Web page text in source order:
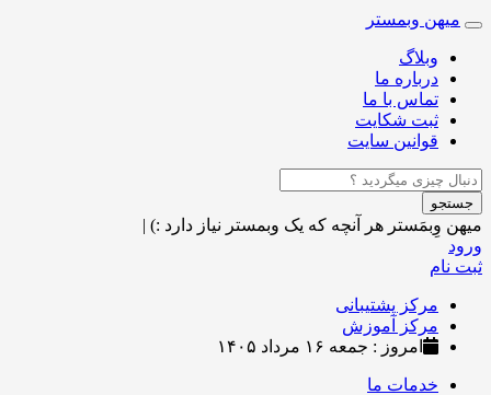
Toggle
navigation
میهن وبمستر
وبلاگ
درباره ما
تماس با ما
ثبت شکایت
قوانین سایت
جستجو
میهن وِبمَستر هر آنچه که یک وبمستر نیاز دارد :) |
ورود
ثبت نام
مرکز پشتیبانی
مرکز آموزش
امروز : جمعه ۱۶ مرداد ۱۴۰۵
خدمات ما